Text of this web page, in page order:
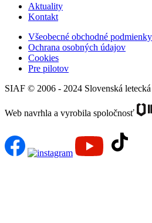
Aktuality
Kontakt
Všeobecné obchodné podmienky
Ochrana osobných údajov
Cookies
Pre pilotov
SIAF © 2006 - 2024 Slovenská letecká
Web navrhla a vyrobila spoločnosť